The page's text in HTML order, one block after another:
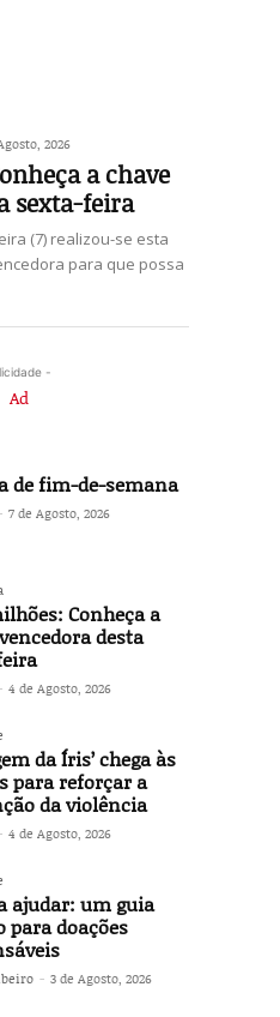
2026
a chave
sexta-feira
(7) realizou-se esta
para que possa
-
de fim-de-semana
7 de Agosto, 2026
Conheça a
desta
4 de Agosto, 2026
da Íris’ chega às
para reforçar a
da violência
4 de Agosto, 2026
ajudar: um guia
para doações
- 3 de Agosto, 2026